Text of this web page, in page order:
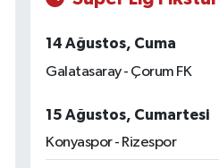
14 Ağustos, Cuma
Galatasaray - Çorum FK
15 Ağustos, Cumartesi
Konyaspor - Rizespor